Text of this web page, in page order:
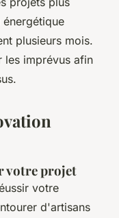
plusieurs mois.
les imprévus afin
votre projet
votre
d'artisans